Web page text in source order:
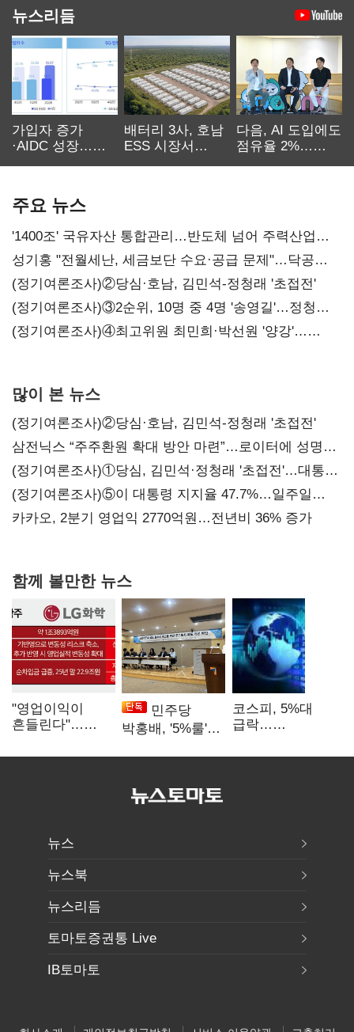
뉴스리듬
가입자 증가
·AIDC 성장…
배터리 3사, 호남
ESS 시장서
다음, AI 도입에도
점유율 2%…
주요 뉴스
'1400조' 국유자산 통합관리…반도체 넘어 주력산업
구조혁신
성기홍 "전월세난, 세금보단 수요·공급 문제"…닥공
시사
(정기여론조사)②당심·호남, 김민석-정청래 '초접전'
(정기여론조사)③2순위, 10명 중 4명 '송영길'…정청래
'한 자릿수'
(정기여론조사)④최고위원 최민희·박선원 '양강'…
많이 본 뉴스
(정기여론조사)②당심·호남, 김민석-정청래 '초접전'
삼전닉스 “주주환원 확대 방안 마련”…로이터에 성명
보내
(정기여론조사)①당심, 김민석·정청래 '초접전'…대통령
지지도 '50% 아래로'(종합)
(정기여론조사)⑤이 대통령 지지율 47.7%…일주일
만에 다시 40%대
카카오, 2분기 영업익 2770억원…전년비 36% 증가
함께 볼만한 뉴스
"영업이익이
흔들린다"…
18에 취약
민주당
박홍배, '5%룰'
법제화 추진
코스피, 5%대
급락…
발동
뉴스
뉴스북
뉴스리듬
토마토증권통 Live
IB토마토